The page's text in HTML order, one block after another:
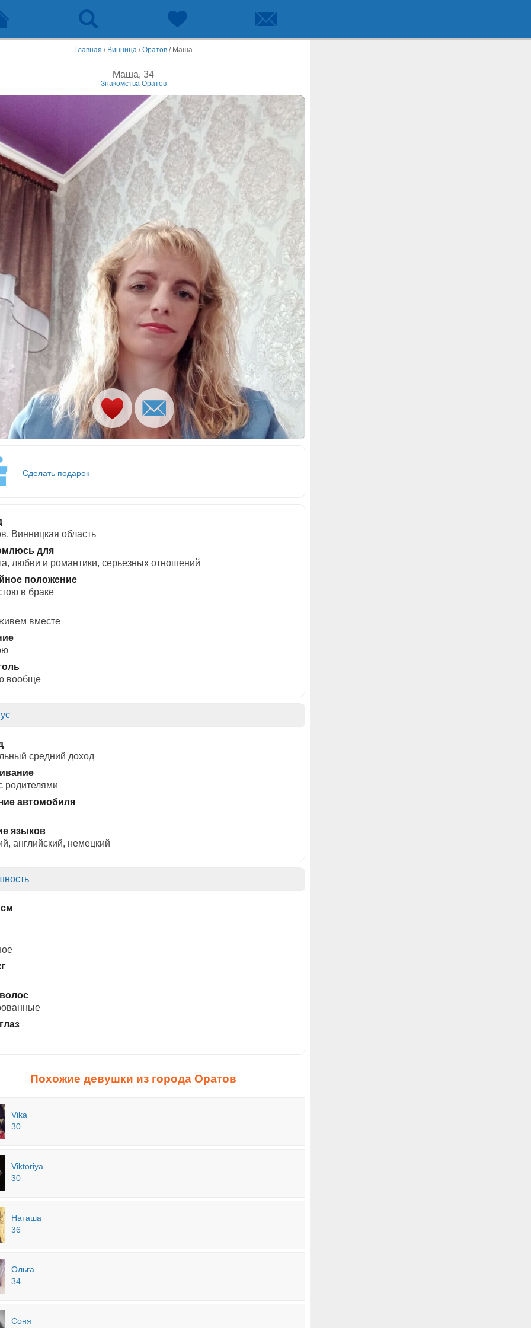
Главная / Винница /Оратов / Маша
Маша, 34
Знакомства Оратов
Сделать подарок
Винницкая область
для
любви и романтики, cерьезных отношений
положение
в браке
вместе
вообще
средний доход
родителями
автомобиля
языков
английский, немецкий
Похожие девушки из города Оратов
Vika
30
Viktoriya
30
Наташа
36
Ольга
34
Соня